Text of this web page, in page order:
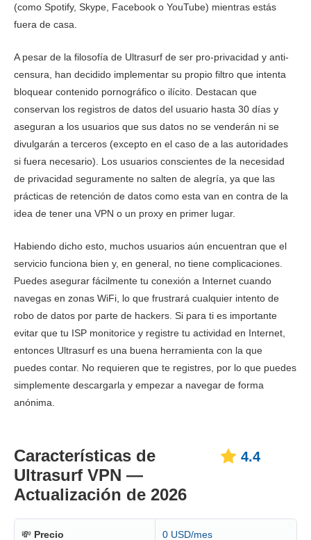
(como Spotify, Skype, Facebook o YouTube) mientras estás
fuera de casa.
A pesar de la filosofía de Ultrasurf de ser pro-privacidad y anti-
censura, han decidido implementar su propio filtro que intenta
bloquear contenido pornográfico o ilícito. Destacan que
conservan los registros de datos del usuario hasta 30 días y
aseguran a los usuarios que sus datos no se venderán ni se
divulgarán a terceros (excepto en el caso de a las autoridades
si fuera necesario). Los usuarios conscientes de la necesidad
de privacidad seguramente no salten de alegría, ya que las
prácticas de retención de datos como esta van en contra de la
idea de tener una VPN o un proxy en primer lugar.
Habiendo dicho esto, muchos usuarios aún encuentran que el
servicio funciona bien y, en general, no tiene complicaciones.
Puedes asegurar fácilmente tu conexión a Internet cuando
navegas en zonas WiFi, lo que frustrará cualquier intento de
robo de datos por parte de hackers. Si para ti es importante
evitar que tu ISP monitorice y registre tu actividad en Internet,
entonces Ultrasurf es una buena herramienta con la que
puedes contar. No requieren que te registres, por lo que puedes
simplemente descargarla y empezar a navegar de forma
anónima.
Características de
Ultrasurf VPN —
Actualización de 2026
4.4
💸 Precio 0 USD/mes